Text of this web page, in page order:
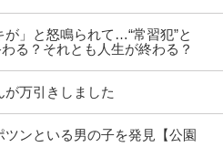
」と怒鳴られて…“常習犯”と
る？それとも人生が終わる？
が万引きしました
ンといる男の子を発見【公園